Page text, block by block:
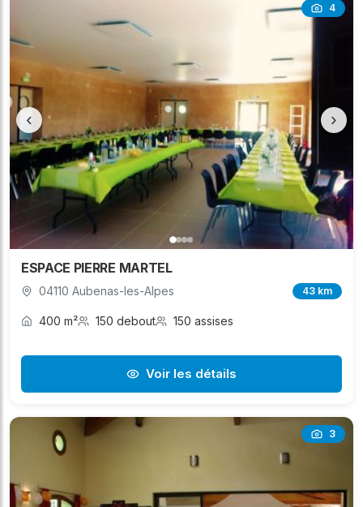
4
‹ ›
ESPACE PIERRE MARTEL
04110 Aubenas-les-Alpes 43 km
400 m² 150 debout 150 assises
Voir les détails
3